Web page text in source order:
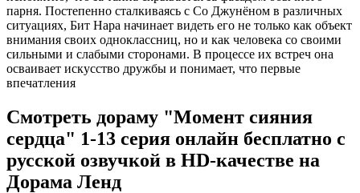
парня. Постепенно сталкиваясь с Со Джунёном в различных
ситуациях, Бит Нара начинает видеть его не только как объект
внимания своих одноклассниц, но и как человека со своими
сильными и слабыми сторонами. В процессе их встреч она
осваивает искусство дружбы и понимает, что первые
впечатления
Смотреть дораму "Момент сияния
сердца" 1-13 серия онлайн бесплатно с
русской озвучкой в HD-качестве на
Дорама Ленд